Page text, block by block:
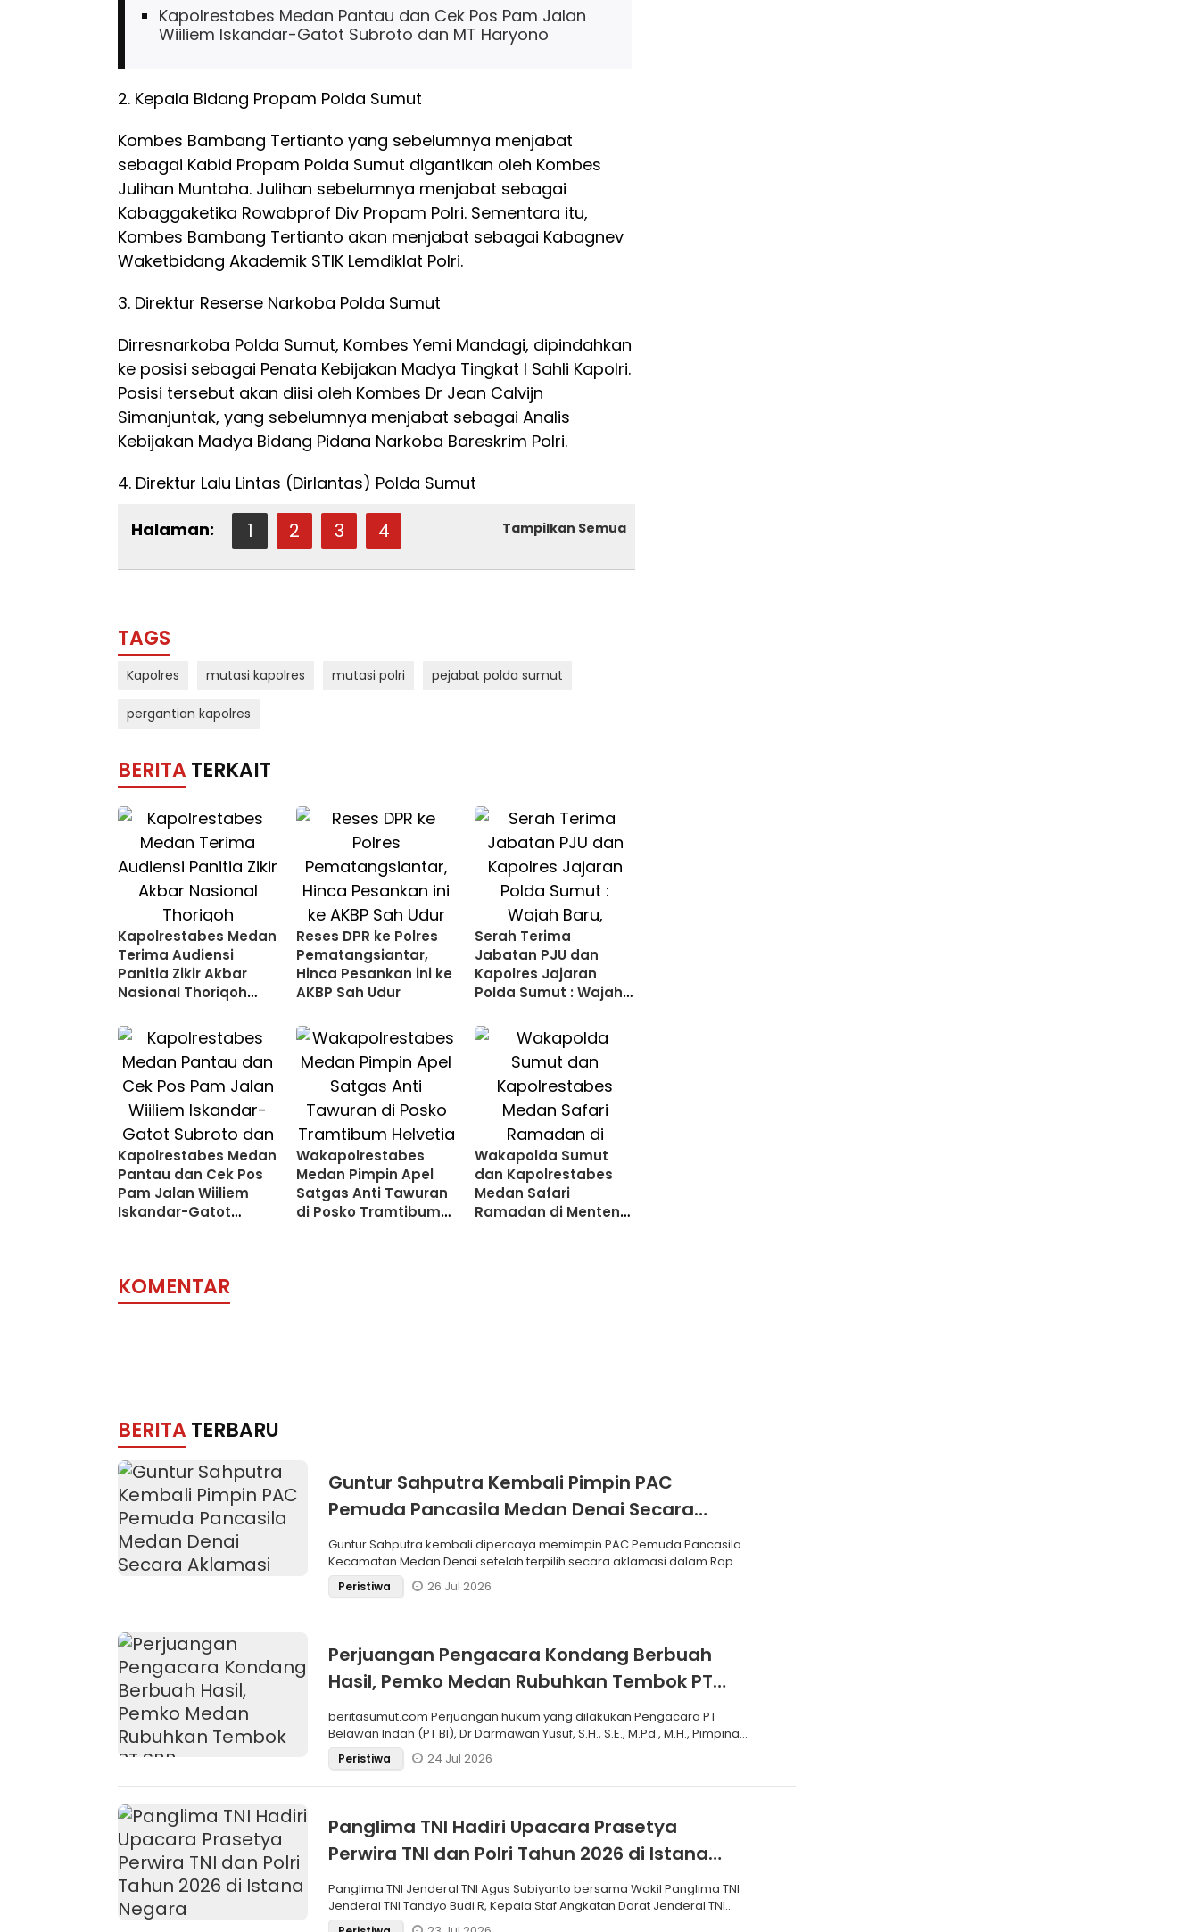
Kapolrestabes Medan Pantau dan Cek Pos Pam Jalan
Wiiliem Iskandar-Gatot Subroto dan MT Haryono
2. Kepala Bidang Propam Polda Sumut
Kombes Bambang Tertianto yang sebelumnya menjabat
sebagai Kabid Propam Polda Sumut digantikan oleh Kombes
Julihan Muntaha. Julihan sebelumnya menjabat sebagai
Kabaggaketika Rowabprof Div Propam Polri. Sementara itu,
Kombes Bambang Tertianto akan menjabat sebagai Kabagnev
Waketbidang Akademik STIK Lemdiklat Polri.
3. Direktur Reserse Narkoba Polda Sumut
Dirresnarkoba Polda Sumut, Kombes Yemi Mandagi, dipindahkan
ke posisi sebagai Penata Kebijakan Madya Tingkat I Sahli Kapolri.
Posisi tersebut akan diisi oleh Kombes Dr Jean Calvijn
Simanjuntak, yang sebelumnya menjabat sebagai Analis
Kebijakan Madya Bidang Pidana Narkoba Bareskrim Polri.
4. Direktur Lalu Lintas (Dirlantas) Polda Sumut
Halaman: 1 2 3 4 Tampilkan Semua
TAGS
Kapolres mutasi kapolres mutasi polri pejabat polda sumut
pergantian kapolres
BERITA TERKAIT
Kapolrestabes Medan
Terima Audiensi
Panitia Zikir Akbar
Nasional Thoriqoh
Indonesia
Reses DPR ke Polres
Pematangsiantar,
Hinca Pesankan ini ke
AKBP Sah Udur
Serah Terima
Jabatan PJU dan
Kapolres Jajaran
Polda Sumut : Wajah
untuk Pengabdian
Terbaik
Kapolrestabes Medan
Pantau dan Cek Pos
Pam Jalan Wiiliem
Iskandar-Gatot
Wakapolrestabes
Medan Pimpin Apel
Satgas Anti Tawuran
di Posko Tramtibum
Wakapolda Sumut
dan Kapolrestabes
Medan Safari
Ramadan di Menteng,
KOMENTAR
BERITA TERBARU
Guntur Sahputra Kembali Pimpin PAC
Pemuda Pancasila Medan Denai Secara
Aklamasi
Guntur Sahputra kembali dipercaya memimpin PAC Pemuda Pancasila
Kecamatan Medan Denai setelah terpilih secara aklamasi dalam Rapat
Pemilihan
Peristiwa 26 Jul 2026
Perjuangan Pengacara Kondang Berbuah
Hasil, Pemko Medan Rubuhkan Tembok PT
SBP
beritasumut.com Perjuangan hukum yang dilakukan Pengacara PT
Belawan Indah (PT BI), Dr Darmawan Yusuf, S.H., S.E., M.Pd., M.H., Pimpinan
LaPeristiwa 24 Jul 2026
Panglima TNI Hadiri Upacara Prasetya
Perwira TNI dan Polri Tahun 2026 di Istana
Negara
Panglima TNI Jenderal TNI Agus Subiyanto bersama Wakil Panglima TNI
Jenderal TNI Tandyo Budi R, Kepala Staf Angkatan Darat Jenderal TNI
Maru